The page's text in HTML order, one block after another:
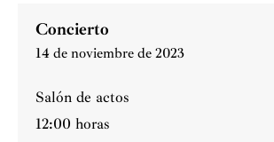
Concierto
14 de noviembre de 2023
Salón de actos
12:00 horas